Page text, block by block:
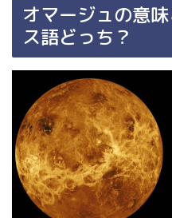
オマージュの意
ス語どっち？